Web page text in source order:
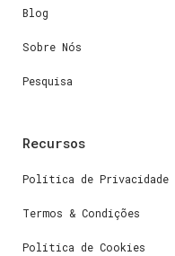
Blog
Sobre Nós
Pesquisa
Recursos
Política de Privacidade
Termos & Condições
Política de Cookies